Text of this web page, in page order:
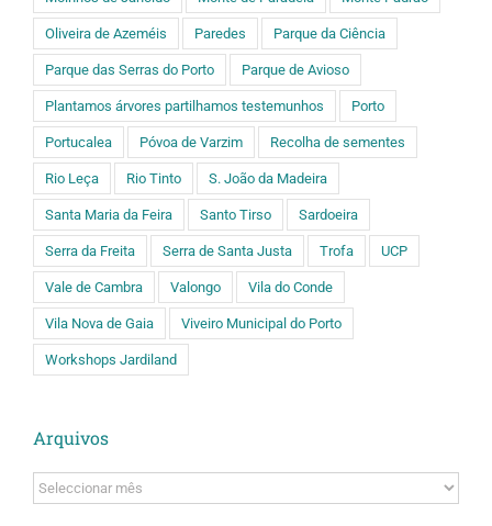
Oliveira de Azeméis Paredes Parque da Ciência
Parque das Serras do Porto Parque de Avioso
Plantamos árvores partilhamos testemunhos Porto
Portucalea Póvoa de Varzim Recolha de sementes
Rio Leça Rio Tinto S. João da Madeira
Santa Maria da Feira Santo Tirso Sardoeira
Serra da Freita Serra de Santa Justa Trofa UCP
Vale de Cambra Valongo Vila do Conde
Vila Nova de Gaia Viveiro Municipal do Porto
Workshops Jardiland
Arquivos
Arquivos